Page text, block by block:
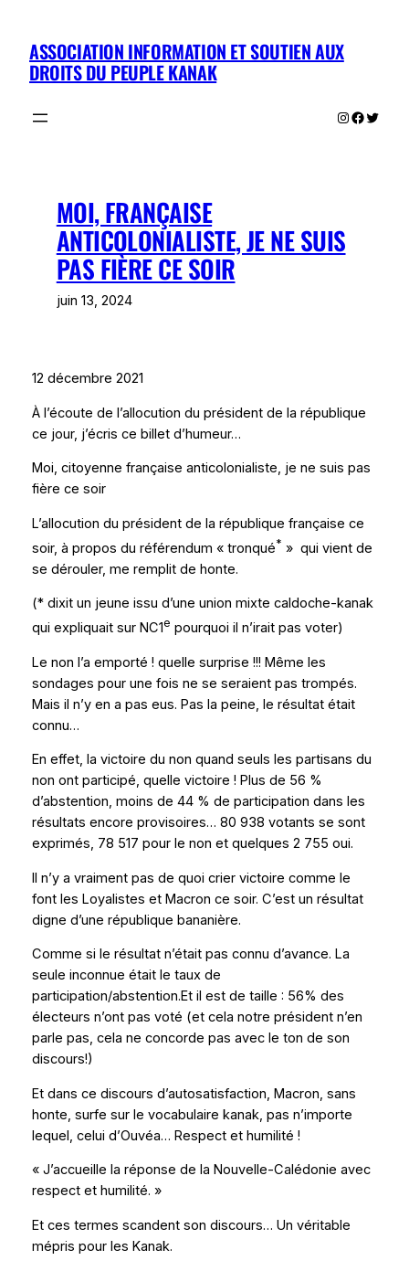
contenu
ASSOCIATION INFORMATION ET SOUTIEN AUX
DROITS DU PEUPLE KANAK
Instagram
Twitter
MOI, FRANÇAISE
ANTICOLONIALISTE, JE NE SUIS
PAS FIÈRE CE SOIR
juin 13, 2024
12 décembre 2021
À l’écoute de l’allocution du président de la république
ce jour, j’écris ce billet d’humeur…
Moi, citoyenne française anticolonialiste, je ne suis pas
fière ce soir
L’allocution du président de la république française ce
soir, à propos du référendum « tronqué* » qui vient de
se dérouler, me remplit de honte.
(* dixit un jeune issu d’une union mixte caldoche-kanak
qui expliquait sur NC1e pourquoi il n’irait pas voter)
Le non l’a emporté ! quelle surprise !!! Même les
sondages pour une fois ne se seraient pas trompés.
Mais il n’y en a pas eus. Pas la peine, le résultat était
connu…
En effet, la victoire du non quand seuls les partisans du
non ont participé, quelle victoire ! Plus de 56 %
d’abstention, moins de 44 % de participation dans les
résultats encore provisoires… 80 938 votants se sont
exprimés, 78 517 pour le non et quelques 2 755 oui.
Il n’y a vraiment pas de quoi crier victoire comme le
font les Loyalistes et Macron ce soir. C’est un résultat
digne d’une république bananière.
Comme si le résultat n’était pas connu d’avance. La
seule inconnue était le taux de
participation/abstention.Et il est de taille : 56% des
électeurs n’ont pas voté (et cela notre président n’en
parle pas, cela ne concorde pas avec le ton de son
discours!)
Et dans ce discours d’autosatisfaction, Macron, sans
honte, surfe sur le vocabulaire kanak, pas n’importe
lequel, celui d’Ouvéa… Respect et humilité !
« J’accueille la réponse de la Nouvelle-Calédonie avec
respect et humilité. »
Et ces termes scandent son discours… Un véritable
mépris pour les Kanak.